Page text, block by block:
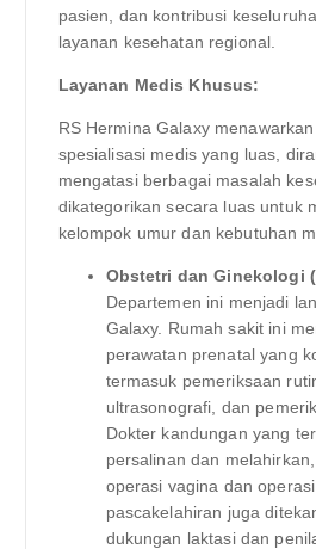
pasien, dan kontribusi
layanan kesehatan regional.
Layanan Medis Khusus:
RS Hermina Galaxy
spesialisasi medis yang luas,
mengatasi berbagai masalah
dikategorikan secara luas untuk
kelompok umur dan kebutuhan
Obstetri dan Ginekologi
Departemen ini menjadi
Galaxy. Rumah sakit ini
perawatan prenatal yang
termasuk pemeriksaan
ultrasonografi, dan
Dokter kandungan yang
persalinan dan
operasi vagina dan
pascakelahiran juga
dukungan laktasi dan